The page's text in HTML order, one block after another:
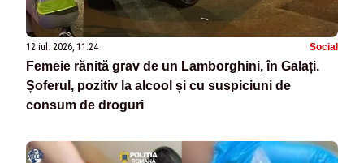
12 iul. 2026, 11:24 Social
Femeie rănită grav de un Lamborghini, în Galați.
Șoferul, pozitiv la alcool și cu suspiciuni de
consum de droguri